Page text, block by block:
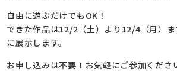
自由に遊ぶだけでもOK！
できた作品は12/2（土）より12/4（月）
に展示します。
お申し込みは不要！お気軽にご参加くださ